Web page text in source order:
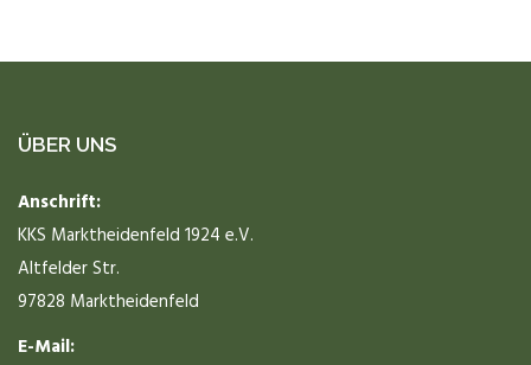
ÜBER UNS
Anschrift:
KKS Marktheidenfeld 1924 e.V.
Altfelder Str.
97828 Marktheidenfeld
E-Mail: